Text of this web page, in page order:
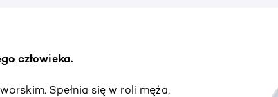
człowieka.
Spełnia się w roli męża,